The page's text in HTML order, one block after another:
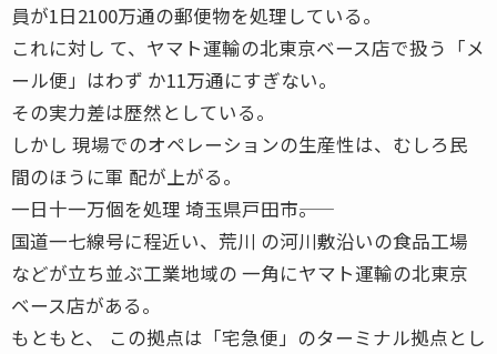
員が1日2100万通の郵便物を処理している。
これに対し て、ヤマト運輸の北東京ベース店で扱う「メ
ール便」はわず か11万通にすぎない。
その実力差は歴然としている。
しかし 現場でのオペレーションの生産性は、むしろ民
間のほうに軍 配が上がる。
一日十一万個を処理 埼玉県戸田市――。
国道一七線号に程近い、荒川 の河川敷沿いの食品工場
などが立ち並ぶ工業地域の 一角にヤマト運輸の北東京
ベース店がある。
もともと、 この拠点は「宅急便」のターミナル拠点とし